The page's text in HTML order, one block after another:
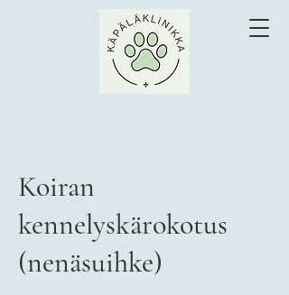
Koiran
kennelyskärokotus
(nenäsuihke)